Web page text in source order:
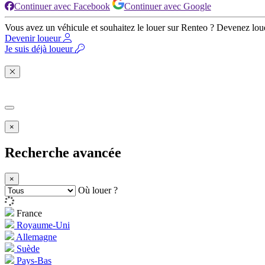
Continuer avec Facebook Continuer avec Google
Vous avez un véhicule et souhaitez le louer sur Renteo ? Devenez
Devenir loueur
Je suis déjà loueur
×
Recherche avancée
×
Où louer ?
France
Royaume-Uni
Allemagne
Suède
Pays-Bas